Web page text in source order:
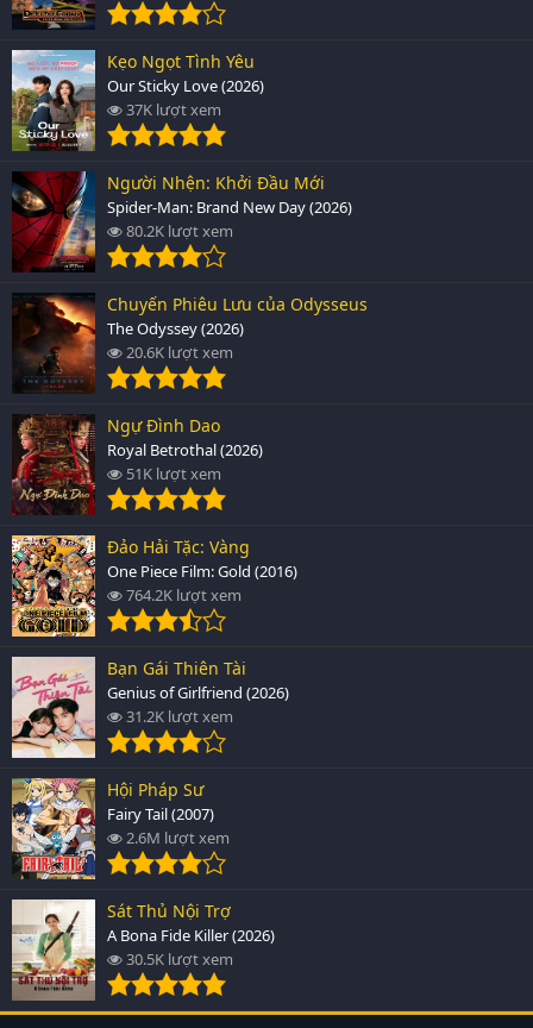
Kẹo Ngọt Tình Yêu
Our Sticky Love (2026)
37K lượt xem
Người Nhện: Khởi Đầu Mới
Spider-Man: Brand New Day (2026)
80.2K lượt xem
Chuyến Phiêu Lưu của Odysseus
The Odyssey (2026)
20.6K lượt xem
Ngự Đình Dao
Royal Betrothal (2026)
51K lượt xem
Đảo Hải Tặc: Vàng
One Piece Film: Gold (2016)
764.2K lượt xem
Bạn Gái Thiên Tài
Genius of Girlfriend (2026)
31.2K lượt xem
Hội Pháp Sư
Fairy Tail (2007)
2.6M lượt xem
Sát Thủ Nội Trợ
A Bona Fide Killer (2026)
30.5K lượt xem